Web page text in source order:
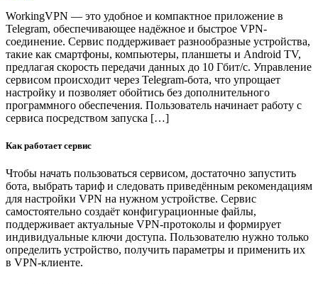
WorkingVPN — это удобное и компактное приложение в
Telegram, обеспечивающее надёжное и быстрое VPN-
соединение. Сервис поддерживает разнообразные устройства,
такие как смартфоны, компьютеры, планшеты и Android TV,
предлагая скорость передачи данных до 10 Гбит/с. Управление
сервисом происходит через Telegram-бота, что упрощает
настройку и позволяет обойтись без дополнительного
программного обеспечения. Пользователь начинает работу с
сервиса посредством запуска […]
Как работает сервис
Чтобы начать пользоваться сервисом, достаточно запустить
бота, выбрать тариф и следовать приведённым рекомендациям
для настройки VPN на нужном устройстве. Сервис
самостоятельно создаёт конфигурационные файлы,
поддерживает актуальные VPN-протоколы и формирует
индивидуальные ключи доступа. Пользователю нужно только
определить устройство, получить параметры и применить их
в VPN-клиенте.